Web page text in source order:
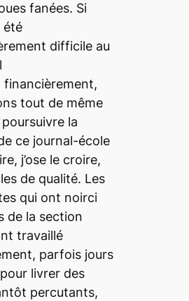
fanées. Si
été
difficile au
financièrement,
tout de même
la
ce journal-école
j’ose le croire,
de qualité. Les
qui ont noirci
de la section
travaillé
parfois jours
livrer des
percutants,